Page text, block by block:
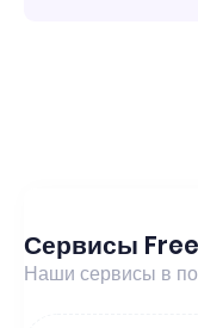
Сервисы
Наши сервисы в